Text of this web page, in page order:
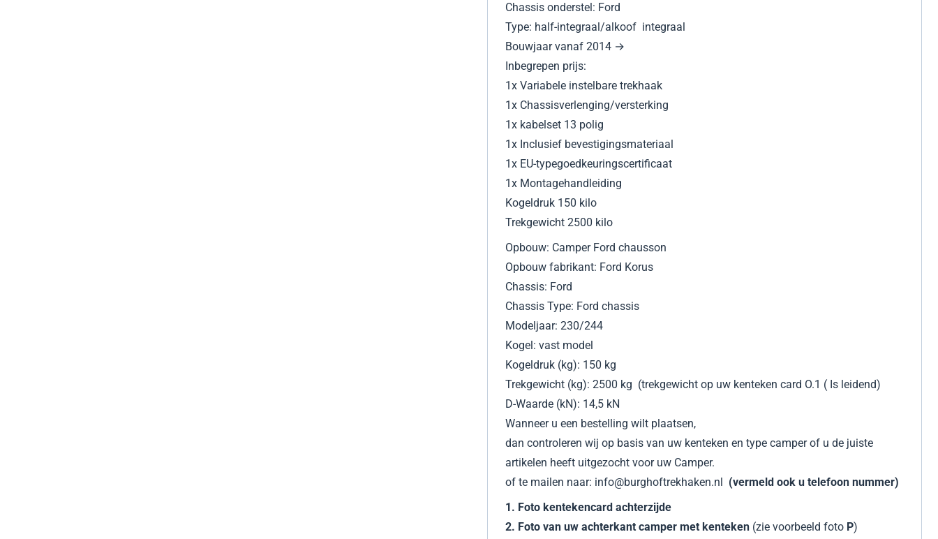
Chassis onderstel: Ford
Type: half-integraal/alkoof integraal
Bouwjaar vanaf 2014 →
Inbegrepen prijs:
1x Variabele instelbare trekhaak
1x Chassisverlenging/versterking
1x kabelset 13 polig
1x Inclusief bevestigingsmateriaal
1x EU-typegoedkeuringscertificaat
1x Montagehandleiding
Kogeldruk 150 kilo
Trekgewicht 2500 kilo
Opbouw: Camper Ford chausson
Opbouw fabrikant: Ford Korus
Chassis: Ford
Chassis Type: Ford chassis
Modeljaar: 230/244
Kogel: vast model
Kogeldruk (kg): 150 kg
Trekgewicht (kg): 2500 kg (trekgewicht op uw kenteken card O.1 ( Is leidend)
D-Waarde (kN): 14,5 kN
Wanneer u een bestelling wilt plaatsen,
dan controleren wij op basis van uw kenteken en type camper of u de juiste
artikelen heeft uitgezocht voor uw Camper.
of te mailen naar: info@burghoftrekhaken.nl (vermeld ook u telefoon nummer)
1. Foto kentekencard achterzijde
2. Foto van uw achterkant camper met kenteken (zie voorbeeld foto P)